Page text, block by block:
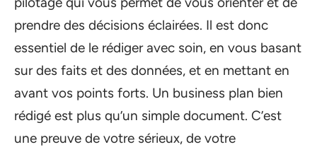
prendre des décisions éclairées. Il est donc
essentiel de le rédiger avec soin, en vous basant
sur des faits et des données, et en mettant en
avant vos points forts. Un business plan bien
rédigé est plus qu’un simple document. C’est
une preuve de votre sérieux, de votre